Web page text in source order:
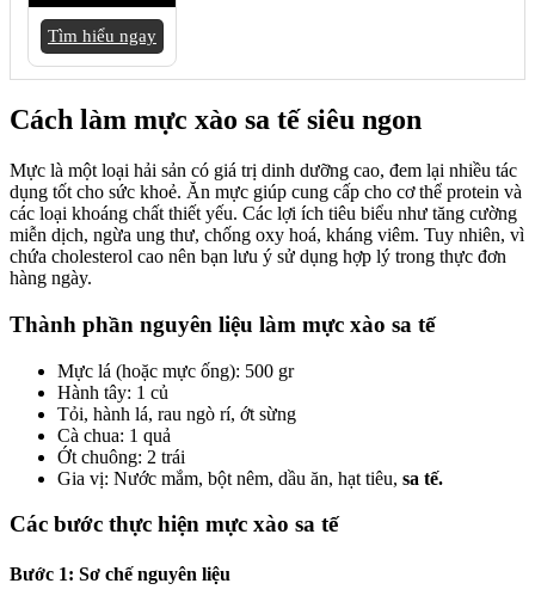
Tìm hiểu ngay
Cách làm mực xào sa tế siêu ngon
Mực là một loại hải sản có giá trị dinh dưỡng cao, đem lại nhiều tác
dụng tốt cho sức khoẻ. Ăn mực giúp cung cấp cho cơ thể protein và
các loại khoáng chất thiết yếu. Các lợi ích tiêu biểu như tăng cường
miễn dịch, ngừa ung thư, chống oxy hoá, kháng viêm. Tuy nhiên, vì
chứa cholesterol cao nên bạn lưu ý sử dụng hợp lý trong thực đơn
hàng ngày.
Thành phần nguyên liệu làm mực xào sa tế
Mực lá (hoặc mực ống): 500 gr
Hành tây: 1 củ
Tỏi, hành lá, rau ngò rí, ớt sừng
Cà chua: 1 quả
Ớt chuông: 2 trái
Gia vị: Nước mắm, bột nêm, dầu ăn, hạt tiêu, sa tế.
Các bước thực hiện mực xào sa tế
Bước 1: Sơ chế nguyên liệu